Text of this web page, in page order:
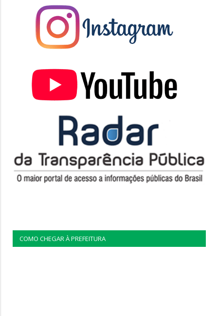
COMO CHEGAR À PREFEITURA